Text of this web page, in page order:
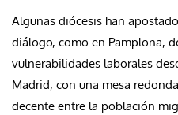
Algunas diócesis han
diálogo, como en Pamplona,
vulnerabilidades laborales
Madrid, con una mesa
decente entre la población